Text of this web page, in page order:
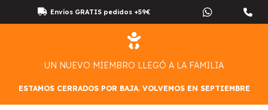
Envíos GRATIS pedidos +59€
UN NUEVO MIEMBRO LLEGÓ A LA FAMILIA
ESTAMOS CERRADOS POR BAJA. VOLVEMOS EN SEPTIEMBRE